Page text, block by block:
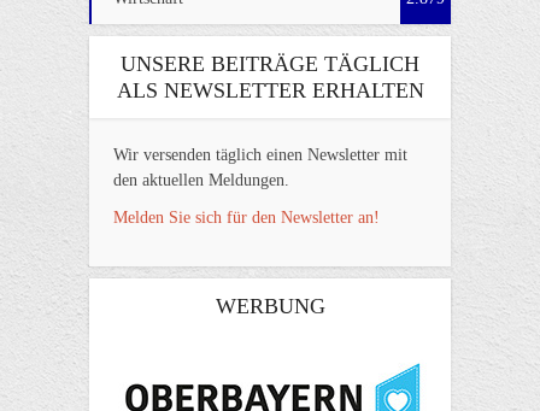
UNSERE BEITRÄGE TÄGLICH
ALS NEWSLETTER ERHALTEN
Wir versenden täglich einen Newsletter mit
den aktuellen Meldungen.
Melden Sie sich für den Newsletter an!
WERBUNG